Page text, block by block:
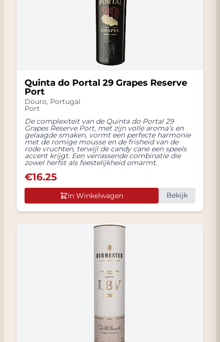
Quinta do Portal 29 Grapes Reserve
Port
Douro, Portugal
Port
De complexiteit van de Quinta do Portal 29
Grapes Reserve Port, met zijn volle aroma’s en
gelaagde smaken, vormt een perfecte harmonie
met de romige mousse en de frisheid van de
rode vruchten, terwijl de candy cane een speels
accent krijgt. Een verrassende combinatie die
zowel herfst als feestelijkheid omarmt.
€16.25
In Winkelwagen Bekijk